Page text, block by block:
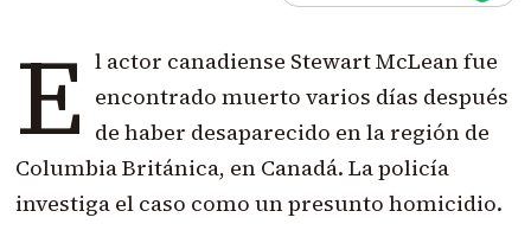
E l actor canadiense Stewart McLean fue
encontrado muerto varios días después
de haber desaparecido en la región de
Columbia Británica, en Canadá. La policía
investiga el caso como un presunto homicidio.